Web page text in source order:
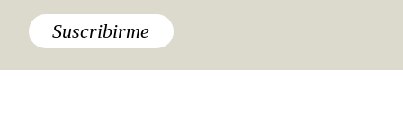
Anúnciate con nosotros
hola@travesiasmedia.com